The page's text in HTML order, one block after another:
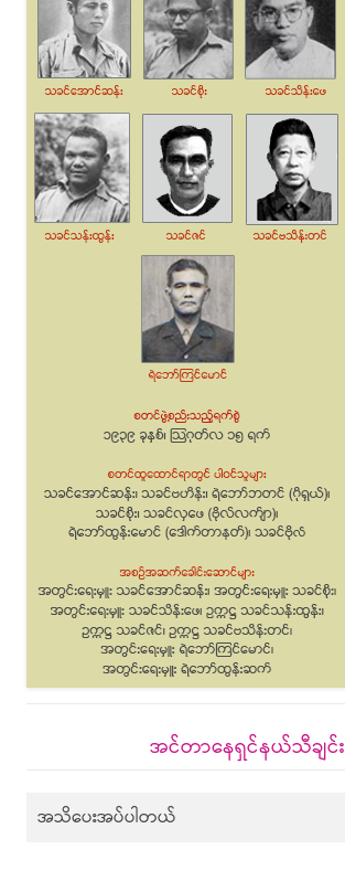
အင်တာနေရှင်နယ်သီချင်း
အသိပေးအပ်ပါတယ်